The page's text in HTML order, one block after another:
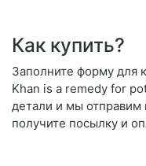
Как купить?
Заполните форму для
Khan is a remedy for
детали и мы отправим
получите посылку и